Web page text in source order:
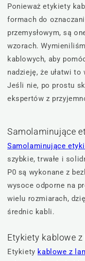
Ponieważ etykiety
formach do
przemysłowym, są
wzorach.
kablowych, aby
nadzieję, że ułatwi
Jeśli nie, po prostu
ekspertów z
Samolaminujące
Samolaminujące
szybkie, trwałe i
P0 są wykonane z
wysoce odporne na
wielu rozmiarach,
średnic kabli.
Etykiety kablowe
Etykiety kablowe z